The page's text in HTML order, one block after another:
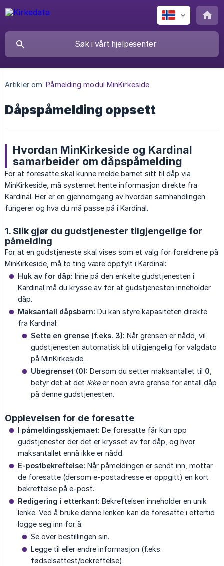
Artikler om: Påmelding modul MinKirkeside
Dåpspåmelding oppsett
Hvordan MinKirkeside og Kardinal
samarbeider om dåpspåmelding
For at foresatte skal kunne melde barnet sitt til dåp via
MinKirkeside, må systemet hente informasjon direkte fra
Kardinal. Her er en gjennomgang av hvordan samhandlingen
fungerer og hva du må passe på i Kardinal.
1. Slik gjør du gudstjenester tilgjengelige for
påmelding
For at en gudstjeneste skal vises som et valg for foreldrene på
MinKirkeside, må to ting være oppfylt i Kardinal:
Huk av for dåp: Inne på den enkelte gudstjenesten i
Kardinal må du krysse av for at gudstjenesten inneholder
dåp.
Maksantall dåpsbarn: Du kan styre kapasiteten direkte
fra Kardinal:
Sette en grense (f.eks. 3): Når grensen er nådd, vil
gudstjenesten automatisk bli utilgjengelig for valgdato
på MinKirkeside.
Ubegrenset (0): Dersom du setter maksantallet til 0
betyr det at det ikkeer noen øvre grense for antall dåp
på denne gudstjenesten.
Opplevelsen for de foresatte
I påmeldingsskjemaet: De foresatte får kun opp
gudstjenester der det er krysset av for dåp, og hvor
maksantallet ennå ikke er nådd.
E-postbekreftelse: Når påmeldingen er sendt inn, mottar
de foresatte (dersom e-postadresse er oppgitt) en kort
bekreftelse på e-post.
Redigering i etterkant: Bekreftelsen inneholder en unik
lenke. Ved å bruke denne lenken kan de foresatte i ettertid
logge seg inn for å:
Se over bestillingen sin.
Legge til eller endre informasjon (f.eks.
fødselsattest/bekreftelse).